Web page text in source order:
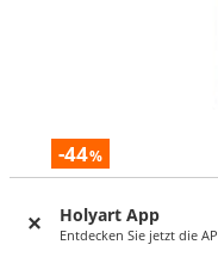
Holyart App
Entdecken Sie jetzt die
-44%
Kniender König für
VORRÄTIG